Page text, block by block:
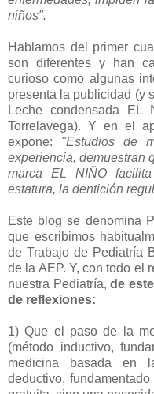
niños".
Hablamos del primer
son diferentes y han
curioso como algunas
presenta la publicidad (y
Leche condensada EL
Torrelavega). Y en el
expone: "Estudios de
experiencia, demuestran
marca EL NIÑO
estatura, la dentición
Este blog se denomina
que escribimos
de Trabajo de Pediatría
de la AEP. Y, con todo el
nuestra Pediatría,de
de reflexiones:
1) Que el paso de la
(método inductivo,
medicina basada en
deductivo,